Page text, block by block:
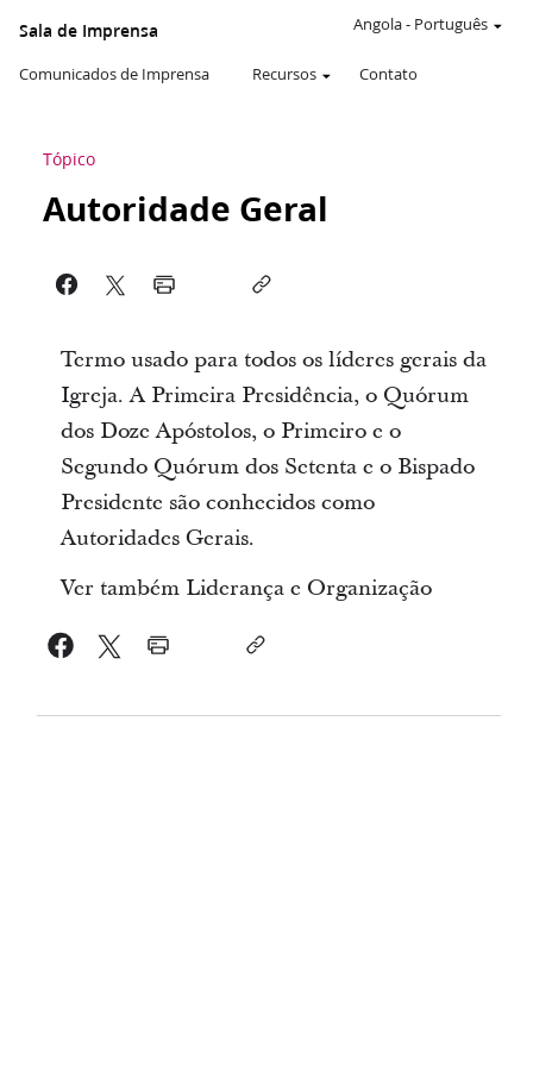
Sala de Imprensa
Comunicados de Imprensa Recursos Contato
Angola- Português
Tópico
Autoridade Geral
Termo usado para todos os líderes gerais da
Igreja. A Primeira Presidência, o Quórum
dos Doze Apóstolos, o Primeiro e o
Segundo Quórum dos Setenta e o Bispado
Presidente são conhecidos como
Autoridades Gerais.
Ver também Liderança e Organização